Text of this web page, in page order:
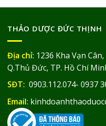
THẢO DƯỢC ĐỨC THỊNH
Địa chỉ: 1236 Kha Vạn
Q.Thủ Đức, TP. Hồ Chí
SĐT: 0903.112.074- 0937
Email: